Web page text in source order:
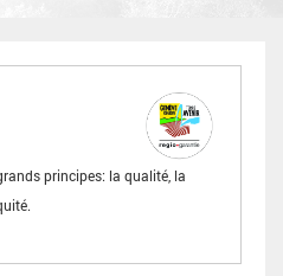
principes: la qualité, la